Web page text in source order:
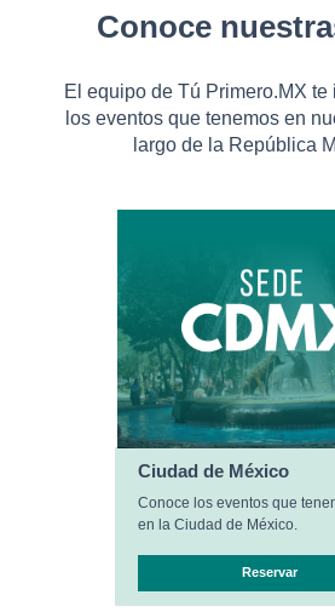
Conoce
El equipo de Tú Primero.MX te
los eventos que tenemos en
largo de la República
Ciudad de México
Conoce los eventos que
en la Ciudad de México.
Reservar